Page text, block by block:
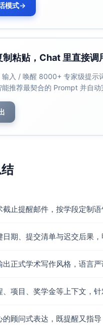
公室，以便获得及时的个性化
地址］ ［办公时间或预约方式
（APA第7版）
B. J. C., Van Eerde, W.,
doi.org/10.1108/
T. H., Shahani, C., Dipboye,
Correlations with
self-regulatory
链接。上述参考文献旨在支持
模式→
制粘贴，Chat 里直接调
输入 / 唤醒 8000+ 专家级提示
推荐最契合的 Prompt 并自
止提醒邮件，按学段定制
日期、提交清单与迟交后果
正式学术写作风格，语言
项目、奖学金等上下文，
顾问式表达，既提醒又指导